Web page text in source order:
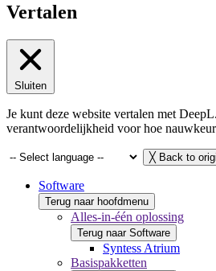
Vertalen
Sluiten
Je kunt deze website vertalen met
verantwoordelijkheid voor hoe
╳ Back to
Software
Terug naar hoofdmenu
Alles-in-één oplossing
Terug naar Software
Syntess Atrium
Basispakketten